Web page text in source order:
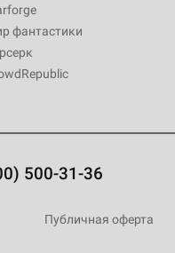
фантастики
500-31-36
Публичная оферта